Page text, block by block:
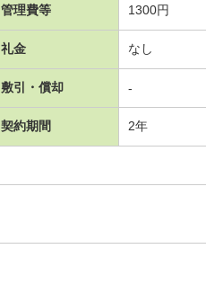
管理費等 1300円
礼金 なし
敷引・償却 -
契約期間 2年